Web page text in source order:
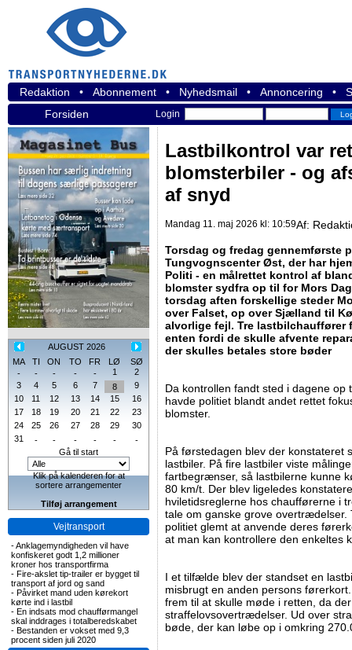
Redaktion • Abonnement • Nyhedsmail • Annoncering •
Forsiden
Login
AUGUST 2026
MA
TI ON TO FR LØ
SØ
-
- - - - 1
2
3
4 5 6 7 8
9
10
11 12 13 14 15
16
17
18 19 20 21 22
23
24
25 26 27 28 29
30
31
- - - - -
-
Gå til start
Klik på kalenderen for at
sortere arrangementer
Tilføj arrangement
Vejtransport
-Anklagemyndigheden vil have
konfiskeret godt 1,2 millioner
kroner hos transportfirma
- Fire-akslet tip-trailer er bygget til
transport af jord og sand
- Påvirket mand uden kørekort
kørte ind i lastbil
- En indsats mod chaufførmangel
skal inddrages i totalberedskabet
- Bestanden er vokset med 9,3
procent siden juli 2020
Lastbilkontrol var
blomsterbiler - og
af snyd
Mandag 11. maj 2026 kl: 10:59Af:
Torsdag og fredag gennemførste
Tungvognscenter Øst, der har
Politi - en målrettet kontrol af
blomster sydfra op til for Mors
torsdag aften forskellige steder
over Falset, op over Sjælland til
alvorlige fejl. Tre lastbilchauffører
enten fordi de skulle afvente
der skulles betales store bøder
Da kontrollen fandt sted i dagene
havde politiet blandt andet rettet
blomster.
På førstedagen blev der konstateret
lastbiler. På fire lastbiler viste
fartbegrænser, så lastbilerne kunne
80 km/t. Der blev ligeledes
hviletidsreglerne hos chaufførerne i
tale om ganske grove
politiet glemt at anvende deres
at man kan kontrollere den enkeltes
I et tilfælde blev der standset en
misbrugt en anden persons
frem til at skulle møde i retten, da
straffelovsovertrædelser. Ud over
bøde, der kan løbe op i omkring